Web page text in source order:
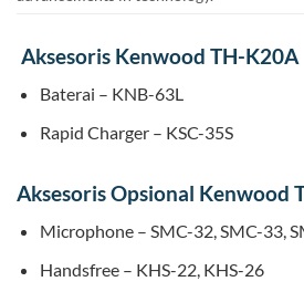
Aksesoris Kenwood TH-K20A
Baterai – KNB-63L
Rapid Charger – KSC-35S
Aksesoris Opsional Kenwood
Microphone – SMC-32, SMC-33,
Handsfree – KHS-22, KHS-26